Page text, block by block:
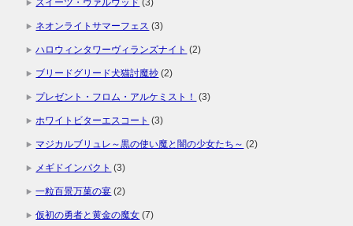
スイーツ・ヴァルウッド (3)
ネオンライトサマーフェス (3)
ハロウィンタワーヴィランズナイト (2)
ブリードグリード犬猫討魔抄 (2)
プレゼント・フロム・アルケミスト！ (3)
ホワイトビターエスコート (3)
マジカルブリュレ～黒の使い魔と闇の少女たち～ (2)
メギドインパクト (3)
一粒百景万菓の宴 (2)
仮初の勇者と黄金の魔女 (7)